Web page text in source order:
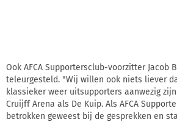
Ook AFCA Supportersclub-voorzitter Jacob
teleurgesteld. "Wij willen ook niets liever
klassieker weer uitsupporters aanwezig
Cruijff Arena als De Kuip. Als AFCA
betrokken geweest bij de gesprekken en